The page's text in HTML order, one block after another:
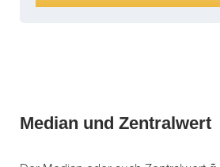
Median und Zentralwert
x